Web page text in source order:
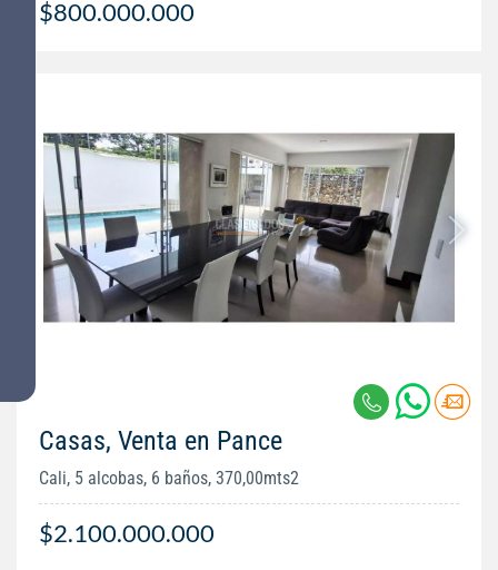
$800.000.000
Casas, Venta en Pance
Cali, 5 alcobas, 6 baños, 370,00mts2
$2.100.000.000